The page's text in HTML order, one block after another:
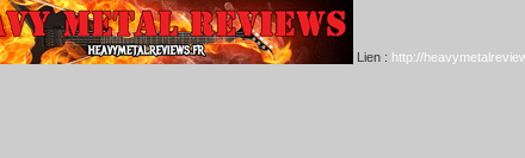
Lien : http://